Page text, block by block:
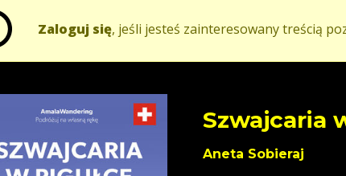
Zaloguj się, jeśli jesteś zainteresowany treścią
Szwajcaria
Aneta Sobieraj